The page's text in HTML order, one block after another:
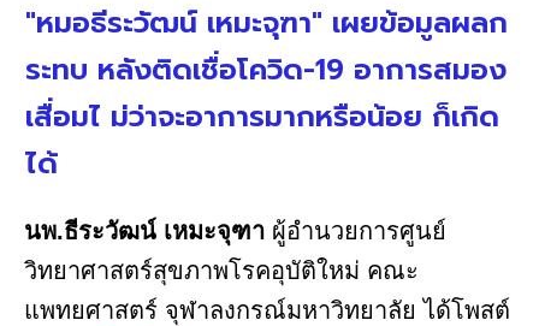
"หมอธีระวัฒน์ เหมะจุฑา" เผยข้อมูลผลก
ระทบ หลังติดเชื่อโควิด-19 อาการสมอง
เสื่อมไ ม่ว่าจะอาการมากหรือน้อย ก็เกิด
ได้
นพ.ธีระวัฒน์ เหมะจุฑา ผู้อำนวยการศูนย์
วิทยาศาสตร์สุขภาพโรคอุบัติใหม่ คณะ
แพทยศาสตร์ จุฬาลงกรณ์มหาวิทยาลัย ได้โพสต์